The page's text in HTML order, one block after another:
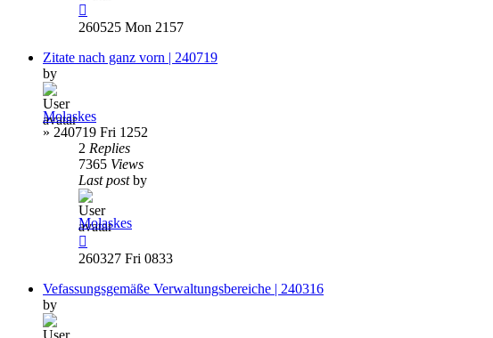
260525 Mon 2157
Zitate nach ganz vorn | 240719
by
Molaskes
» 240719 Fri 1252
2 Replies
7365 Views
Last postby
Molaskes
260327 Fri 0833
Vefassungsgemäße Verwaltungsbereiche | 240316
by